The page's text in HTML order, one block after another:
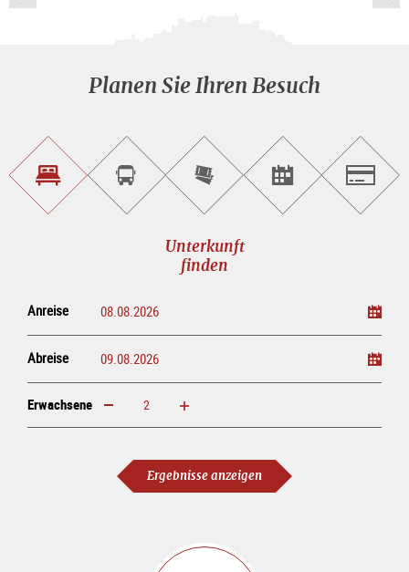
Planen Sie Ihren Besuch
Unterkunft<br>findenSightseeing<br>Tour
buchen
Tickets
online<br>kaufen
Events<br>finden
Unterkunft
finden
Anreise
Abreise
Erwachsene erhöhen verringern
Ergebnisse anzeigen